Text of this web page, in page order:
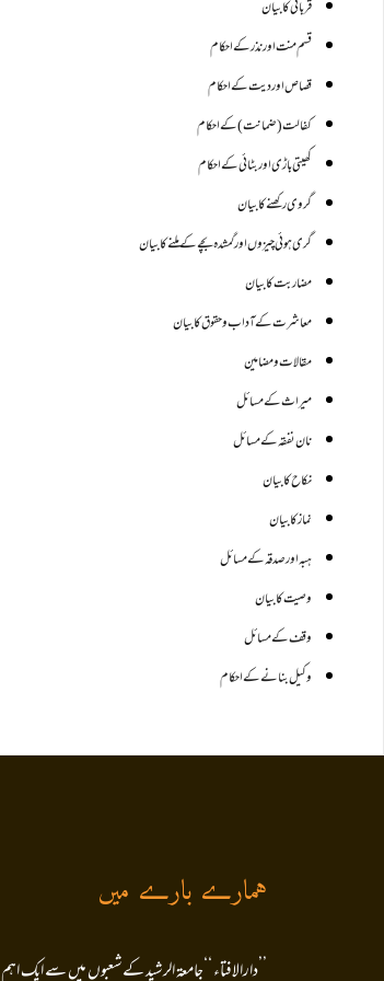
قربانی کا بیان
قسم منت اور نذر کے احکام
قصاص اور دیت کے احکام
کفالت (ضمانت) کے احکام
کھیتی باڑی اور بٹائی کے احکام
گروی رکھنے کا بیان
گری ہوئی چیزوں اورگمشدہ بچے کے ملنے کا بیان
مضاربت کا بیان
معاشرت کے آداب و حقوق کا بیان
مقالات ومضامین
میراث کے مسائل
نان نفقہ کے مسائل
نکاح کا بیان
نماز کا بیان
ہبہ اور صدقہ کے مسائل
وصیت کا بیان
وقف کے مسائل
وکیل بنانے کے احکام
ہمارے بارے میں
’’دارالافتاء ‘‘جامعۃ الرشید کےشعبوں میں سے ایک اہم